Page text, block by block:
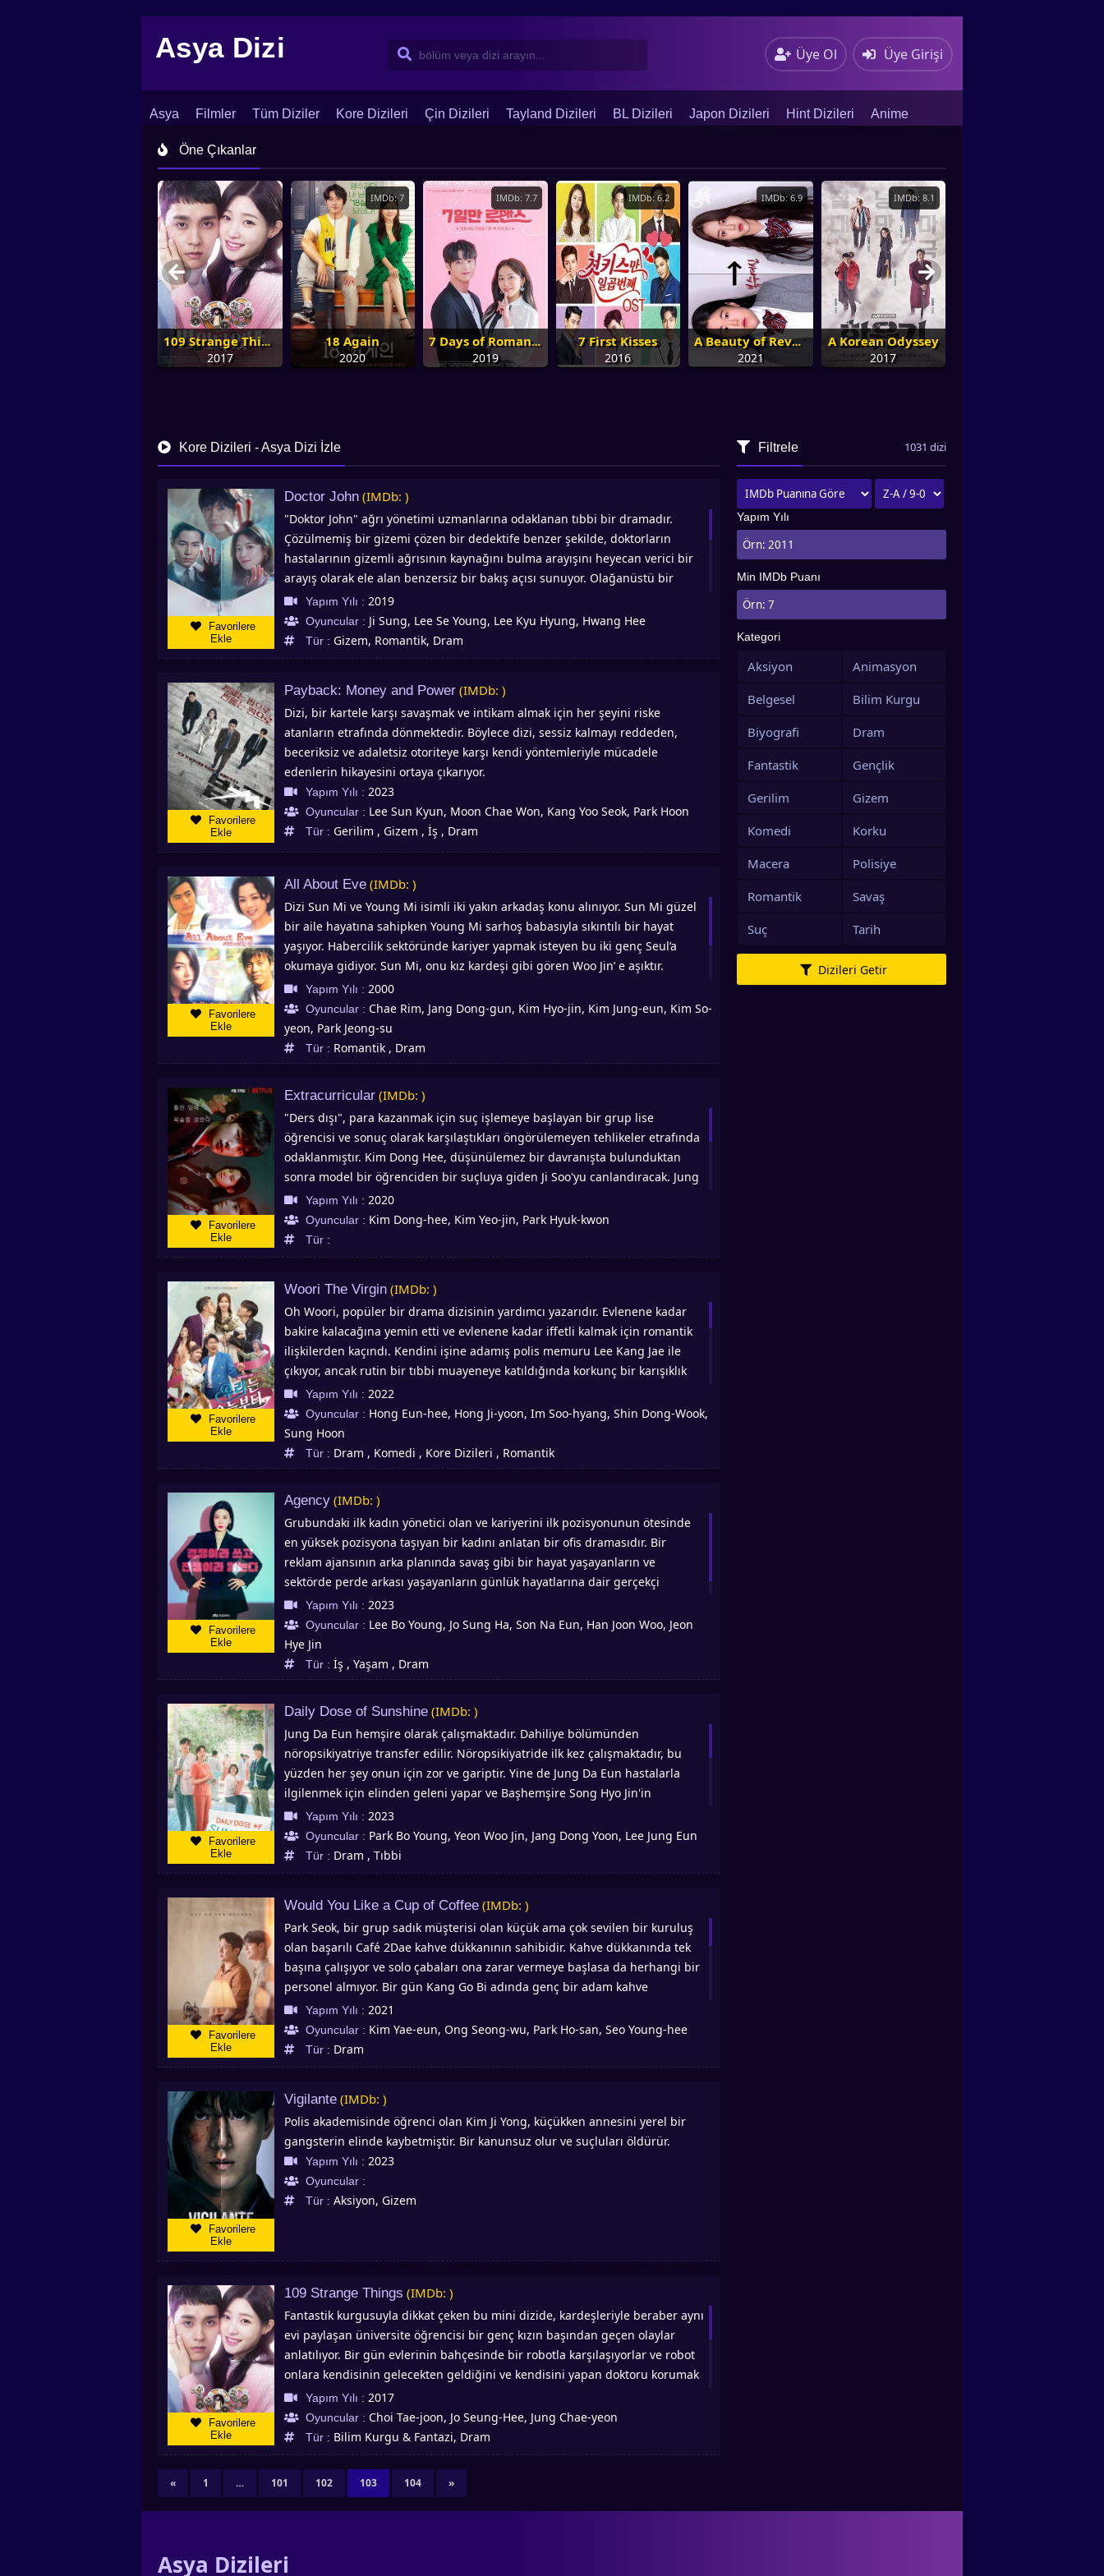
Asya Dizi Üye Ol Üye Girişi
Asya Filmler Tüm Diziler Kore Dizileri Çin Dizileri Tayland Dizileri BL Dizileri Japon Dizileri Hint Dizileri Anime
İletişim Blog Dizi Arşivi
Öne Çıkanlar
109 Strange Things
2017
IMDb: 7
18 Again
2020
IMDb: 7.7
7 Days of Romance
2019
IMDb: 6.2
7 First Kisses
2016
IMDb: 6.9
A Beauty of Revenge
2021
IMDb: 8.1
A Korean Odyssey
2017
Kore Dizileri - Asya Dizi İzle
Favorilere
Ekle
Doctor John (IMDb: )
"Doktor John" ağrı yönetimi uzmanlarına odaklanan tıbbi bir dramadır.
Çözülmemiş bir gizemi çözen bir dedektife benzer şekilde, doktorların
hastalarının gizemli ağrısının kaynağını bulma arayışını heyecan verici bir
arayış olarak ele alan benzersiz bir bakış açısı sunuyor. Olağanüstü bir
anestezi uzmanı ve tıp kurumunun en genç profesörü olan Cha Yo Han,
hastaları konsültasyonlarının ilk 10 saniyesinde teşhis etme konusundaki
olağanüstü yeteneği nedeniyle "10 Saniye" olarak biliniyor. Tanınmış bir
anestezi uzmanı olan Kang Shi Young, tıp fakültesinde sürekli olarak
annesinden gelirken, şefkati, özenli doğası ve sıcak sabırlı etkileşimleri
babasından miras kalan özelliklerdir.
Yapım Yılı : 2019
Oyuncular : Ji Sung, Lee Se Young, Lee Kyu Hyung, Hwang Hee
Tür : Gizem, Romantik, Dram
Favorilere
Ekle
Payback: Money and Power (IMDb: )
Dizi, bir kartele karşı savaşmak ve intikam almak için her şeyini riske
atanların etrafında dönmektedir. Böylece dizi, sessiz kalmayı reddeden,
beceriksiz ve adaletsiz otoriteye karşı kendi yöntemleriyle mücadele
edenlerin hikayesini ortaya çıkarıyor.
Yapım Yılı : 2023
Oyuncular : Lee Sun Kyun, Moon Chae Won, Kang Yoo Seok, Park Hoon
Tür : Gerilim , Gizem , İş , Dram
Favorilere
Ekle
All About Eve (IMDb: )
Dizi Sun Mi ve Young Mi isimli iki yakın arkadaş konu alınıyor. Sun Mi güzel
bir aile hayatına sahipken Young Mi sarhoş babasıyla sıkıntılı bir hayat
yaşıyor. Habercilik sektöründe kariyer yapmak isteyen bu iki genç Seul’a
okumaya gidiyor. Sun Mi, onu kız kardeşi gibi gören Woo Jin’ e aşıktır.
Zamanla Woo Jin de bir şeyler hissetmeye başlar ve olaylar böylelikle
şekillenir. All About Eve Türkçe altyazılı izle! En çok izlenen Asya dizileri, Hint
dizileri, Çin dizileri, Kore dizileri, Animeler Asyadiziizle’de
Yapım Yılı : 2000
Oyuncular : Chae Rim, Jang Dong-gun, Kim Hyo-jin, Kim Jung-eun, Kim So-
yeon, Park Jeong-su
Tür : Romantik , Dram
Favorilere
Ekle
Extracurricular (IMDb: )
"Ders dışı", para kazanmak için suç işlemeye başlayan bir grup lise
öğrencisi ve sonuç olarak karşılaştıkları öngörülemeyen tehlikeler etrafında
odaklanmıştır. Kim Dong Hee, düşünülemez bir davranışta bulunduktan
sonra model bir öğrenciden bir suçluya giden Ji Soo'yu canlandıracak. Jung
Da Bin, Ji Soo’nun suçuna yakalanan okul kabadayı Min Hee olarak. Park Joo
Hyun, Ji Soo’nun suç Gyu Ri’deki tehlikeli partnerini canlandıracak. Nam
Yoon Soo, Min Hee’nin erkek arkadaşı ve okulun en popüler adamı Ki Tae
olarak görünecek. Devamında neler olduğunu Asyadiziizle.com'dan
dizileri ve en kaliteli Kore dizilerinden olan Extracurricular Asyadiziizle’de
Yapım Yılı : 2020
Oyuncular : Kim Dong-hee, Kim Yeo-jin, Park Hyuk-kwon
Tür :
Favorilere
Ekle
Woori The Virgin (IMDb: )
Oh Woori, popüler bir drama dizisinin yardımcı yazarıdır. Evlenene kadar
bakire kalacağına yemin etti ve evlenene kadar iffetli kalmak için romantik
ilişkilerden kaçındı. Kendini işine adamış polis memuru Lee Kang Jae ile
çıkıyor, ancak rutin bir tıbbi muayeneye katıldığında korkunç bir karışıklık
oluyor ve yanlışlıkla yapay olarak dölleniyor. Daha sonra hamileliğini
keşfeder vehastanenin davanın özüne inmesini talep ediyor. Sonunda, şu
anda hamile olduğu donörün, Diamond Cosmetics adlı önemli bir kozmetik
firmasının CEO'sundan başkası olmadığını keşfeder. Raphael adındaki bu
CEO, kocası için ayrılmak istemeyen güzel bir kadın olan karısı Lee Ma
Ancak Raphael baba olacağını öğrendiğinde işler çok karmaşık bir hal alır -
özellikle de Raphael, kendisini Oh Woori'ye bağlayan gizli bir geçmiş
bağlantısı olduğunu fark ettikten sonra!
Yapım Yılı : 2022
Oyuncular : Hong Eun-hee, Hong Ji-yoon, Im Soo-hyang, Shin Dong-Wook,
Sung Hoon
Tür : Dram , Komedi , Kore Dizileri , Romantik
Favorilere
Ekle
Agency (IMDb: )
Grubundaki ilk kadın yönetici olan ve kariyerini ilk pozisyonunun ötesinde
en yüksek pozisyona taşıyan bir kadını anlatan bir ofis dramasıdır. Bir
reklam ajansının arka planında savaş gibi bir hayat yaşayanların ve
sektörde perde arkası yaşayanların günlük hayatlarına dair gerçekçi
hikayeler içermek
Yapım Yılı : 2023
Oyuncular : Lee Bo Young, Jo Sung Ha, Son Na Eun, Han Joon Woo, Jeon
Hye Jin
Tür : İş , Yaşam , Dram
Favorilere
Ekle
Daily Dose of Sunshine (IMDb: )
Jung Da Eun hemşire olarak çalışmaktadır. Dahiliye bölümünden
nöropsikiyatriye transfer edilir. Nöropsikiyatride ilk kez çalışmaktadır, bu
yüzden her şey onun için zor ve gariptir. Yine de Jung Da Eun hastalarla
ilgilenmek için elinden geleni yapar ve Başhemşire Song Hyo Jin'in
yardımıyla bir hemşire olarak büyür. Dong Go Yoon doktor olarak
çalışmaktadır ve proktoloji alanında uzmanlaşmıştır. Hemşire Jung Da Eun'u
ve onun saf davranışlarını izleyen Dong Go Yoon, onu gördüğünde
gülümsediğini ve hatta onun tarafından iyileştirildiğini fark eder. Bu arada
ancak içinde kimsenin bilmediği acılar barındırmaktadır.
Yapım Yılı : 2023
Oyuncular : Park Bo Young, Yeon Woo Jin, Jang Dong Yoon, Lee Jung Eun
Tür : Dram , Tıbbi
Favorilere
Ekle
Would You Like a Cup of Coffee (IMDb: )
Park Seok, bir grup sadık müşterisi olan küçük ama çok sevilen bir kuruluş
olan başarılı Café 2Dae kahve dükkanının sahibidir. Kahve dükkanında tek
başına çalışıyor ve solo çabaları ona zarar vermeye başlasa da herhangi bir
personel almıyor. Bir gün Kang Go Bi adında genç bir adam kahve
dükkanına gelir ve Park Seok'un kahvesini tadır. O hemen gelişirKahveye
karşı ciddi bir tutku duyar ve Park Seok'u kafede yarı zamanlı bir işçi olarak
işe alması için ikna eder. Ancak Kang Go Bi çok geçmeden, yaşlı adamın akıl
hocası olmasını ve kendi başına nasıl yetkin bir barista olunacağını
ve birbirlerinden hayatın sonu olmayan dersler alırlar - aynı zamanda
birçok ve çeşitli müşterilerinin hayatlarına biraz sıcaklık getirmeye yardımcı
olurlar.
Yapım Yılı : 2021
Oyuncular : Kim Yae-eun, Ong Seong-wu, Park Ho-san, Seo Young-hee
Tür : Dram
Favorilere
Ekle
Vigilante (IMDb: )
Polis akademisinde öğrenci olan Kim Ji Yong, küçükken annesini yerel bir
gangsterin elinde kaybetmiştir. Bir kanunsuz olur ve suçluları öldürür.
Yapım Yılı : 2023
Oyuncular :
Tür : Aksiyon, Gizem
Favorilere
Ekle
109 Strange Things (IMDb: )
Fantastik kurgusuyla dikkat çeken bu mini dizide, kardeşleriyle beraber aynı
evi paylaşan üniversite öğrencisi bir genç kızın başından geçen olaylar
anlatılıyor. Bir gün evlerinin bahçesinde bir robotla karşılaşıyorlar ve robot
onlara kendisinin gelecekten geldiğini ve kendisini yapan doktoru korumak
için orada olduğunu söylüyor. Robot yakışıklı olmasıyla dikkat çekiyor ve
genç kızla karşılaşmalarıyla beraber her şey ilginç bir hal alıyor. 109
Strange Things Türkçe altyazılı izle. En çok izlenen ve Önerilen Asya Dizileri
(Asian Drama), Kore Dizileri Korean drama (Kdrama), Çin Dizileri, Tayland
Dizileri , Çin Dizileri, Asya Dizileri, Hint Dizileri, Jdrama, BL Dizileri, Animeler
Asyadiziizle.com adresinde!
Yapım Yılı : 2017
Oyuncular : Choi Tae-joon, Jo Seung-Hee, Jung Chae-yeon
Tür : Bilim Kurgu & Fantazi, Dram
« 1 … 101 102 103 104 »
Filtrele 1031 dizi
Sırala Filtrele
Yapım Yılı
Min IMDb Puanı
Kategori
Aksiyon
Animasyon
Belgesel
Bilim Kurgu
Biyografi
Dram
Fantastik
Gençlik
Gerilim
Gizem
Komedi
Korku
Macera
Polisiye
Romantik
Savaş
Suç
Tarih
Dizileri Getir
Asya Dizileri